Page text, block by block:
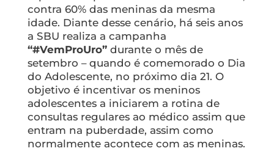
contra 60% das meninas da mesma
idade. Diante desse cenário, há seis anos
a SBU realiza a campanha
“#VemProUro”durante o mês de
setembro – quando é comemorado o Dia
do Adolescente, no próximo dia 21. O
objetivo é incentivar os meninos
adolescentes a iniciarem a rotina de
consultas regulares ao médico assim que
entram na puberdade, assim como
normalmente acontece com as meninas.